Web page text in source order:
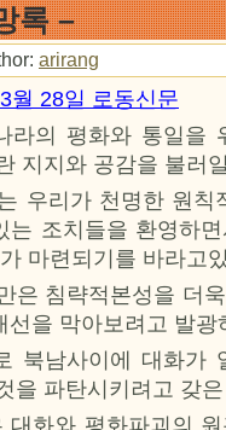
록 –
arirang
월 28일 로동신문
라의 평화와 통일을
지지와 공감을 불러
우리가 천명한 원
는 조치들을 환영하
마련되기를 바라고
은 침략적본성을 더
선을 막아보려고 발광
북남사이에 대화가
을 파탄시키려고 갖